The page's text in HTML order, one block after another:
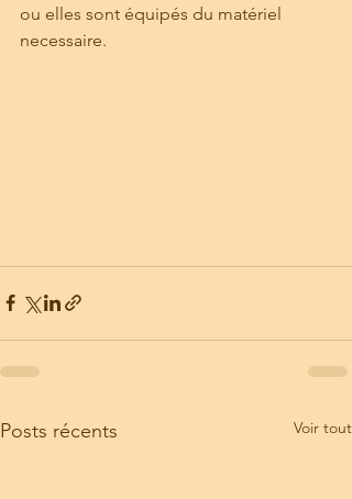
ou elles sont équipés du matériel
necessaire.
Posts récents Voir tout